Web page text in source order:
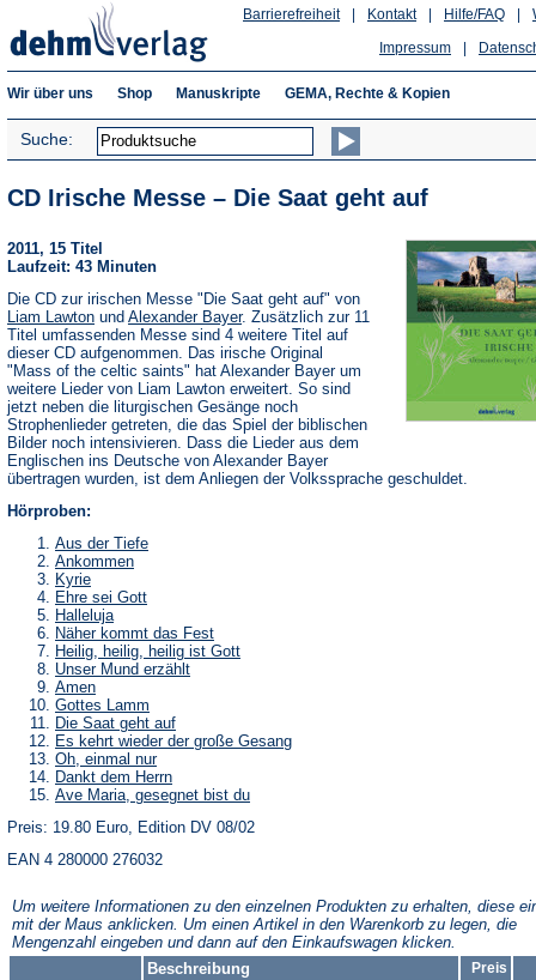
Hilfe/FAQ
Kontakt
Barrierefreiheit
Impressum
Wir über uns Shop Manuskripte GEMA, Rechte & Kopien
Suche:
CD Irische Messe – Die Saat geht auf
2011, 15 Titel
Laufzeit: 43 Minuten
Die CD zur irischen Messe "Die Saat geht auf" von
Liam Lawton und Alexander Bayer. Zusätzlich zur 11
Titel umfassenden Messe sind 4 weitere Titel auf
dieser CD aufgenommen. Das irische Original
"Mass of the celtic saints" hat Alexander Bayer um
weitere Lieder von Liam Lawton erweitert. So sind
jetzt neben die liturgischen Gesänge noch
Strophenlieder getreten, die das Spiel der biblischen
Bilder noch intensivieren. Dass die Lieder aus dem
Englischen ins Deutsche von Alexander Bayer
übertragen wurden, ist dem Anliegen der Volkssprache geschuldet.
Hörproben:
Aus der Tiefe
Ankommen
Kyrie
Ehre sei Gott
Halleluja
Näher kommt das Fest
Heilig, heilig, heilig ist Gott
Unser Mund erzählt
Amen
Gottes Lamm
Die Saat geht auf
Es kehrt wieder der große Gesang
Oh, einmal nur
Dankt dem Herrn
Ave Maria, gesegnet bist du
Preis: 19.80 Euro, Edition DV 08/02
EAN 4 280000 276032
Um weitere Informationen zu den einzelnen Produkten zu erhalten, diese
mit der Maus anklicken. Um einen Artikel in den Warenkorb zu legen, die
Mengenzahl eingeben und dann auf den Einkaufswagen klicken.
Beschreibung
Preis